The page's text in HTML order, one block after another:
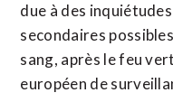
due à des
secondaires
sang, après le feu
européen de